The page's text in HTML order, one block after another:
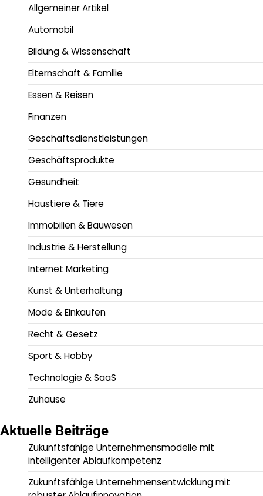
Allgemeiner Artikel
Automobil
Bildung & Wissenschaft
Elternschaft & Familie
Essen & Reisen
Finanzen
Geschäftsdienstleistungen
Geschäftsprodukte
Gesundheit
Haustiere & Tiere
Immobilien & Bauwesen
Industrie & Herstellung
Internet Marketing
Kunst & Unterhaltung
Mode & Einkaufen
Recht & Gesetz
Sport & Hobby
Technologie & SaaS
Zuhause
Aktuelle Beiträge
Zukunftsfähige Unternehmensmodelle mit
intelligenter Ablaufkompetenz
Zukunftsfähige Unternehmensentwicklung mit